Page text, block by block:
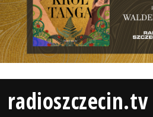
radioszczecin.tv